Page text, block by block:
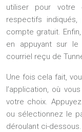
utiliser pour
respectifs
compte gratuit.
en appuyant sur
courriel reçu de
Une fois cela fait,
l’application, où
votre choix.
ou sélectionnez le
déroulant ci-